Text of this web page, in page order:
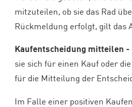
mitzuteilen, ob sie das Rad
Rückmeldung erfolgt, gilt das
Kaufentscheidung mitteilen -
sie sich für einen Kauf oder
für die Mitteilung der
Im Falle einer positiven